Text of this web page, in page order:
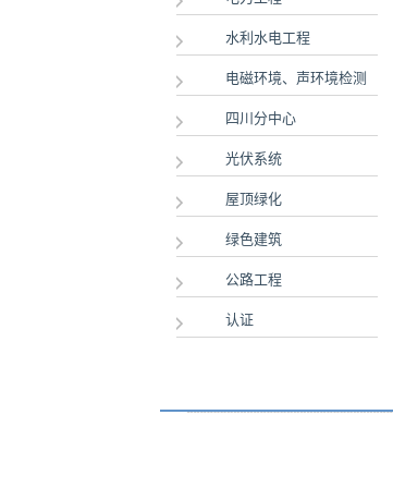
水利水电工程
电磁环境、声环境检测
四川分中心
光伏系统
屋顶绿化
绿色建筑
公路工程
认证